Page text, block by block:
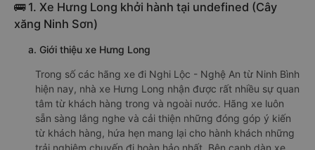
🚌 1. Xe Hưng Long khởi hành tại undefined (Cây
xăng Ninh Sơn)
a. Giới thiệu xe Hưng Long
Trong số các hãng xe đi Nghi Lộc - Nghệ An từ Ninh Bình
hiện nay, nhà xe Hưng Long nhận được rất nhiều sự quan
tâm từ khách hàng trong và ngoài nước. Hãng xe luôn
sẵn sàng lắng nghe và cải thiện những đóng góp ý kiến
từ khách hàng, hứa hẹn mang lại cho hành khách những
trải nghiệm chuyến đi hoàn hảo nhất. Bên cạnh dàn xe